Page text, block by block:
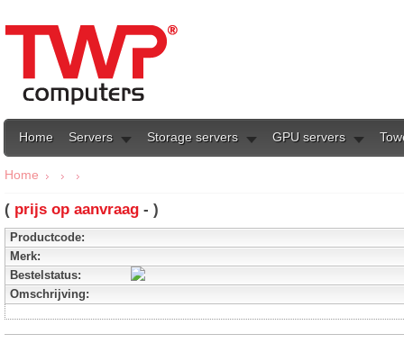
Home Servers Storage servers GPU servers
Home
( prijs op aanvraag - )
Productcode:
Merk:
Bestelstatus:
Omschrijving: